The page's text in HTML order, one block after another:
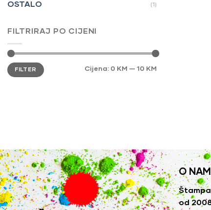
OSTALO (1)
FILTRIRAJ PO CIJENI
Minimalna
cijena
Maksimalna
cijena
FILTER Cijena: 0 KM — 10 KM
O
od